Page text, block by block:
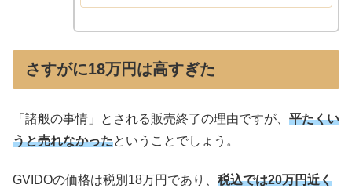
さすがに18万円は高すぎた
「諸般の事情」とされる販売終了の理由ですが、 平たくい
うと売れなかったということでしょう。
GVIDOの価格は税別18万円であり、 税込では20万円近く